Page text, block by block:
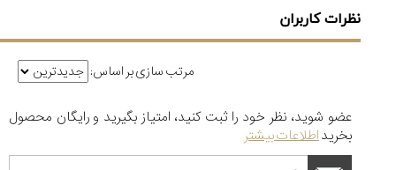
نظرات کاربران
مرتب سازی بر اساس:
عضو شوید، نظر خود را ثبت کنید، امتیاز بگیرید و رایگان محصول
بخریداطلاعات بیشتر